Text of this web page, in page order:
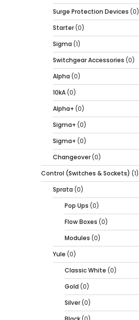
Surge Protection Devices (0)
Starter(0)
Sigma (1)
Switchgear Accessories (0)
Alpha (0)
10kA(0)
Alpha+ (0)
Sigma+ (0)
Sigma+ (0)
Changeover(0)
Control (Switches & Sockets) (1)
Sprata (0)
Pop Ups (0)
Flow Boxes (0)
Modules (0)
Yule (0)
Classic White (0)
Gold (0)
Silver(0)